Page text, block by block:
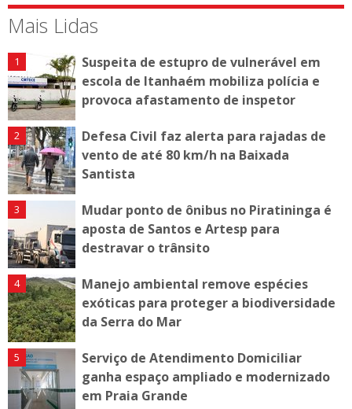
Mais Lidas
Suspeita de estupro de vulnerável em
escola de Itanhaém mobiliza polícia e
provoca afastamento de inspetor
Defesa Civil faz alerta para rajadas de
vento de até 80 km/h na Baixada
Santista
Mudar ponto de ônibus no Piratininga é
aposta de Santos e Artesp para
destravar o trânsito
Manejo ambiental remove espécies
exóticas para proteger a biodiversidade
da Serra do Mar
Serviço de Atendimento Domiciliar
ganha espaço ampliado e modernizado
em Praia Grande